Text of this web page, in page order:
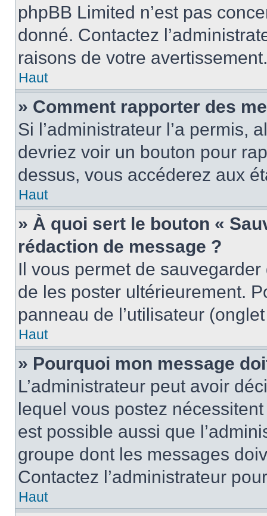
phpBB Limited n’est pas
donné. Contactez
raisons de votre avertissement.
Haut
» Comment rapporter des
Si l’administrateur l’a permis,
devriez voir un bouton pour
dessus, vous accéderez aux
Haut
» À quoi sert le bouton «
rédaction de message ?
Il vous permet de
de les poster ultérieurement.
panneau de l’utilisateur
Haut
» Pourquoi mon message
L’administrateur peut avoir
lequel vous postez
est possible aussi que
groupe dont les messages
Contactez l’administrateur
Haut